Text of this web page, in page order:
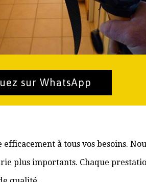
sur WhatsApp
à tous vos besoins.
plus importants. Chaque